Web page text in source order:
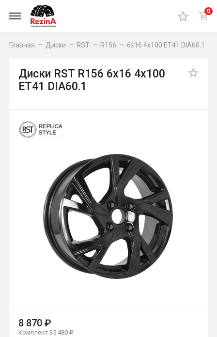
0
Главная — Диски — RST — R156 — 6x16 4x100 ET41 DIA60.1
Диски RST R156 6x16 4x100
ET41 DIA60.1
8 870 ₽
Комплект 35 480 ₽